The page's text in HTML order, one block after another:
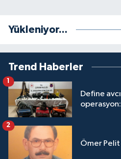
Yükleniyor...
Trend Haberler
Define
1
Ömer
2